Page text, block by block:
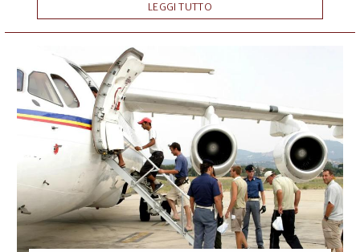
LEGGI TUTTO